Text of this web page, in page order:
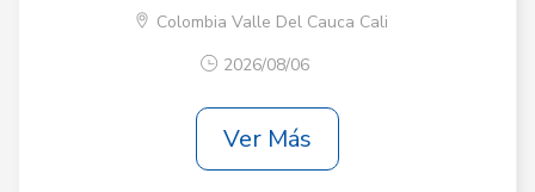
Colombia Valle Del Cauca Cali
2026/08/06
Ver Más